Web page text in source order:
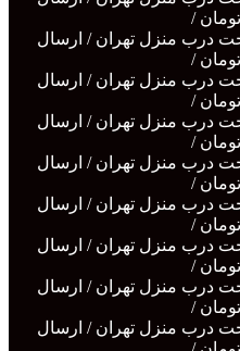
درب منزل تهران / ارسال
درب منزل تهران / ارسال
درب منزل تهران / ارسال
درب منزل تهران / ارسال
درب منزل تهران / ارسال
درب منزل تهران / ارسال
درب منزل تهران / ارسال
درب منزل تهران / ارسال